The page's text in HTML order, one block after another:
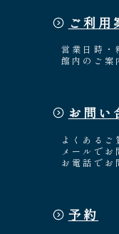
ご利用
営業日時・
館内のご案
お問い
よくあるご
メールでお
お電話でお
予約